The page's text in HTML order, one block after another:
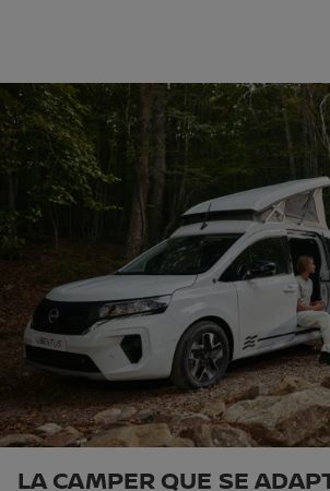
LA CAMPER QUE SE